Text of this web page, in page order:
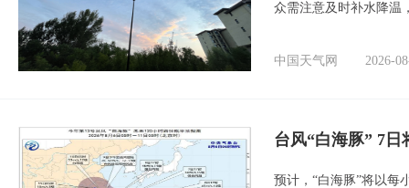
众需注意及时补水降温
中国天气网 2026-
台风“白海豚” 7
预计，“白海豚”将以每